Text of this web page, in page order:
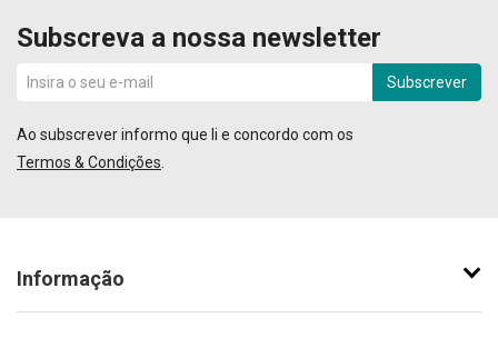
Subscreva a nossa newsletter
Subscrever
Ao subscrever informo que li e concordo com os
Termos & Condições
Informação